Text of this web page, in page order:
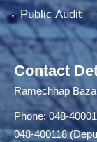
Public Audit
Contact
Ramechhap
Phone: 048-
048-400118